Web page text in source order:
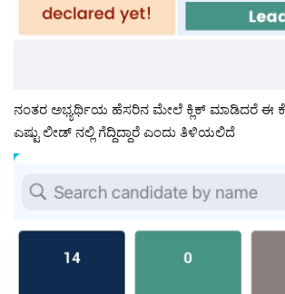
ನಂತರ ಅಭ್ಯರ್ಥಿಯ ಹೆಸರಿನ ಮೇಲೆ ಕ್ಲಿಕ್ ಮಾಡಿದರೆ ಈ
ಎಷ್ಟು ಲೀಡ್ ನಲ್ಲಿ ಗೆದ್ದಿದ್ದಾರೆ ಎಂದು ತಿಳಿಯಲಿದೆ